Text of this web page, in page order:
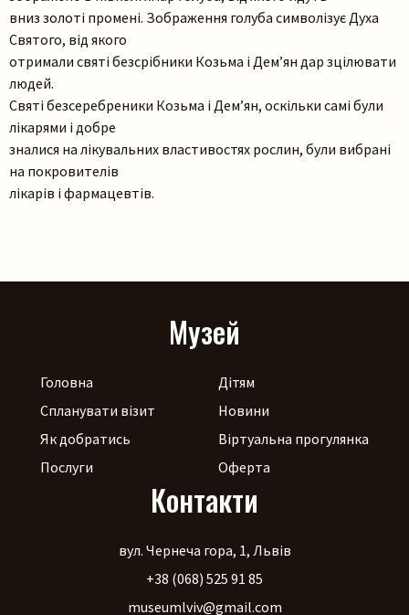
вниз золоті промені. Зображення голуба символізує Духа
Святого, від якого
отримали святі безсрібники Козьма і Дем’ян дар зцілювати
людей.
Святі безсеребреники Козьма і Дем’ян, оскільки самі були
лікарями і добре
зналися на лікувальних властивостях рослин, були вибрані
на покровителів
лікарів і фармацевтів.
Музей
Головна
Спланувати візит
Як добратись
Послуги
Дітям
Новини
Віртуальна прогулянка
Оферта
Контакти
вул. Чернеча гора, 1, Львів
+38 (068) 525 91 85
museumlviv@gmail.com